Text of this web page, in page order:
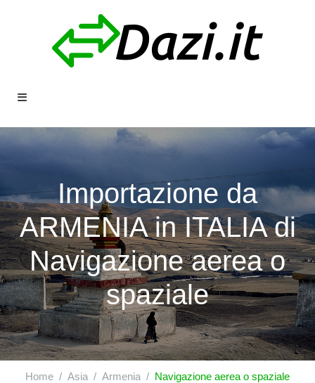
Importazione da
ARMENIA in ITALIA di
Navigazione aerea o
spaziale
Home Asia Armenia Navigazione aerea o spaziale